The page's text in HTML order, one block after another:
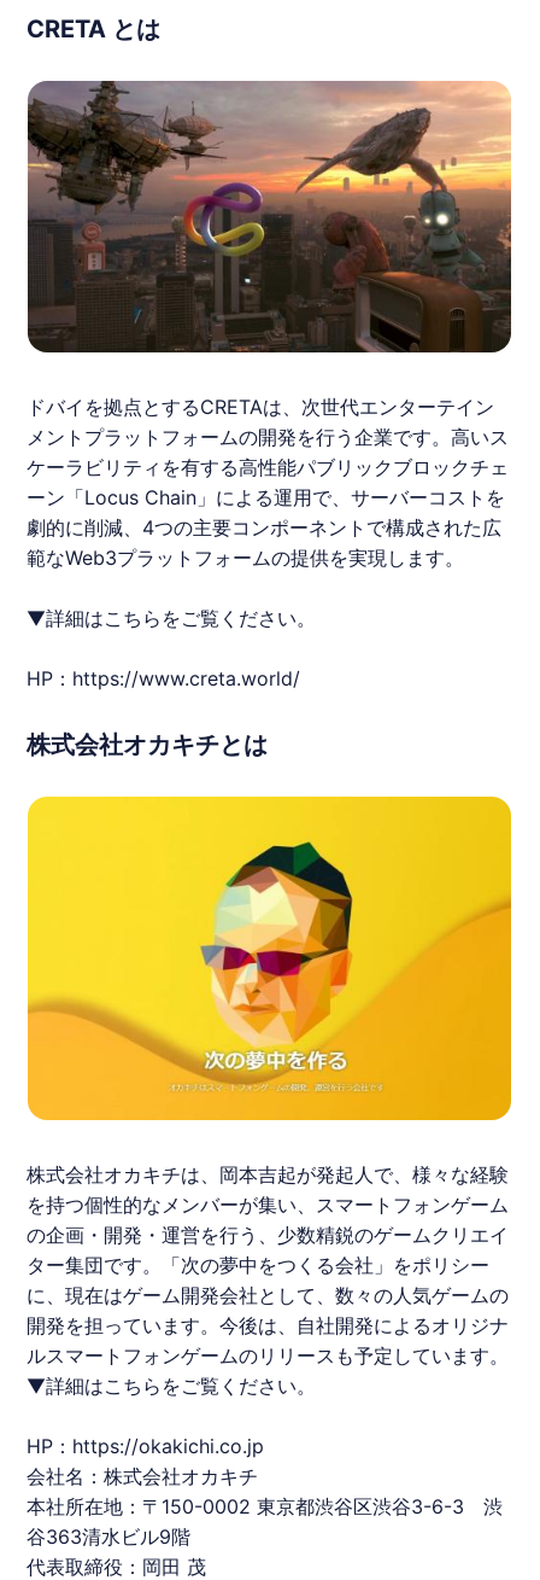
CRETA とは
ドバイを拠点とするCRETAは、次世代エンターテイン
メントプラットフォームの開発を行う企業です。高いス
ケーラビリティを有する高性能パブリックブロックチェ
ーン「Locus Chain」による運用で、サーバーコストを
劇的に削減、4つの主要コンポーネントで構成された広
範なWeb3プラットフォームの提供を実現します。
▼詳細はこちらをご覧ください。
HP： https://www.creta.world/
株式会社オカキチとは
株式会社オカキチは、 岡本吉起が発起人で、様々な経験
を持つ個性的なメンバーが集い、スマートフォンゲーム
の企画・開発・運営を行う、少数精鋭のゲームクリエイ
ター集団です。「次の夢中をつくる会社」をポリシー
に、現在はゲーム開発会社として、数々の人気ゲームの
開発を担っています。今後は、自社開発によるオリジナ
ルスマートフォンゲームのリリースも予定しています。
▼詳細はこちらをご覧ください。
HP： https://okakichi.co.jp
会社名：株式会社オカキチ
本社所在地：〒150-0002 東京都渋谷区渋谷3-6-3 渋
谷363清水ビル9階
代表取締役：岡田 茂